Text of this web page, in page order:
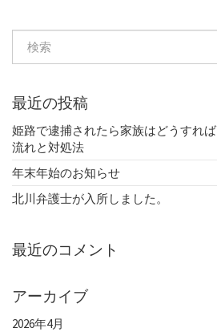
最近の投稿
姫路で逮捕されたら家族はどうすれ
流れと対処法
年末年始のお知らせ
北川弁護士が入所しました。
最近のコメント
アーカイブ
2026年4月